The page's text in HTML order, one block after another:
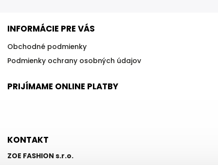
INFORMÁCIE PRE VÁS
Obchodné podmienky
Podmienky ochrany osobných údajov
PRIJÍMAME ONLINE PLATBY
KONTAKT
ZOE FASHION s.r.o.